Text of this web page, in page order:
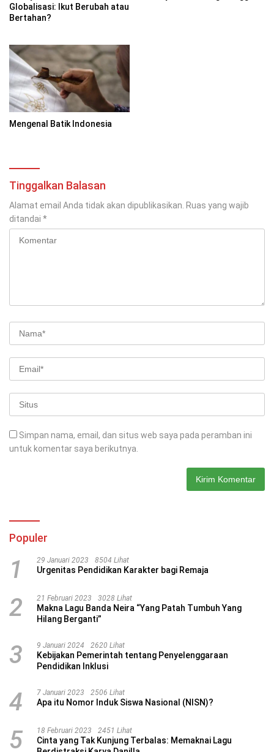
Globalisasi: Ikut Berubah atau
Bertahan?
Mengenal Batik Indonesia
Tinggalkan Balasan
Alamat email Anda tidak akan dipublikasikan. Ruas yang wajib
ditandai *
Simpan nama, email, dan situs web saya pada peramban ini
untuk komentar saya berikutnya.
Populer
1 29 Januari 2023 8504 Lihat
Urgenitas Pendidikan Karakter bagi Remaja
2 21 Februari 2023 3028 Lihat
Makna Lagu Banda Neira “Yang Patah Tumbuh Yang
Hilang Berganti”
3 9 Januari 2024 2620 Lihat
Kebijakan Pemerintah tentang Penyelenggaraan
Pendidikan Inklusi
4 7 Januari 2023 2506 Lihat
Apa itu Nomor Induk Siswa Nasional (NISN)?
5 18 Februari 2023 2451 Lihat
Cinta yang Tak Kunjung Terbalas: Memaknai Lagu